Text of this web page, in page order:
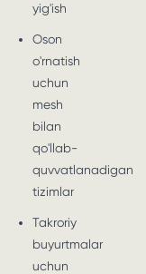
yig'ish
Oson
o'rnatish
uchun
mesh
bilan
qo'llab-
quvvatlanadigan
tizimlar
Takroriy
buyurtmalar
uchun